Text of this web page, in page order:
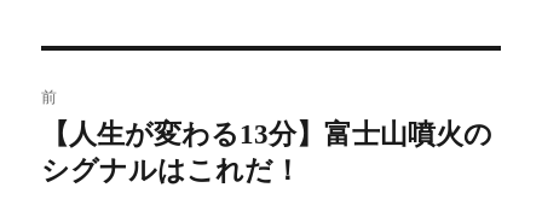
稿
ナ
前
の
【人生が変わる13分】富士山噴火の
シグナルはこれだ！